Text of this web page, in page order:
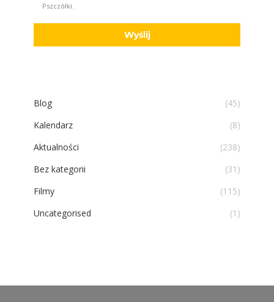
Pszczółki.
Blog
(45)
Kalendarz
(8)
Aktualności
(238)
Bez kategorii
(31)
Filmy
(115)
Uncategorised
(1)